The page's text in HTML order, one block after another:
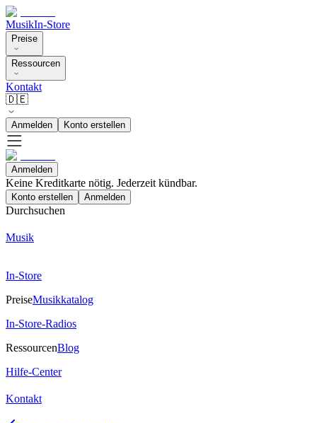
MusikIn-Store
Preise
Ressourcen
Kontakt
🇩🇪
Anmelden Konto erstellen
Anmelden
Keine Kreditkarte nötig. Jederzeit kündbar.
Konto erstellen Anmelden
Durchsuchen
Musik
In-Store
PreiseMusikkatalog
In-Store-Radios
RessourcenBlog
Hilfe-Center
Kontakt